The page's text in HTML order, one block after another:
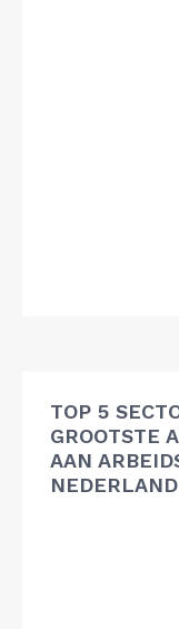
TOP 5
GROOTSTE
AAN
NEDERLAND